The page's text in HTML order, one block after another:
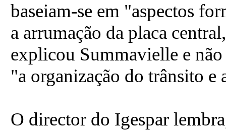
baseiam-se em "aspectos
a arrumação da placa
explicou Summavielle e não
"a organização do trânsito e
O director do Igespar